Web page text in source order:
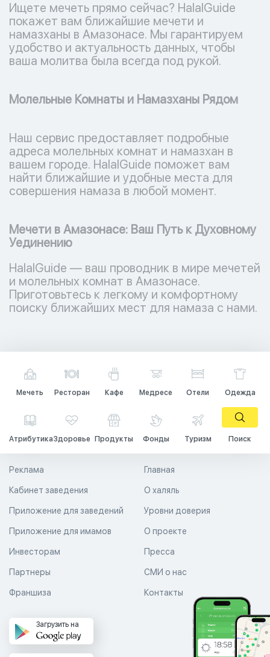
Ищете мечеть прямо сейчас? HalalGuide
покажет вам ближайшие мечети и
намазханы в Амазонасе. Мы гарантируем
удобство и актуальность данных, чтобы
ваша молитва была всегда под рукой.
Молельные Комнаты и Намазханы Рядом
Наш сервис предоставляет подробные
адреса молельных комнат и намазхан в
вашем городе. HalalGuide поможет вам
найти ближайшие и удобные места для
совершения намаза в любой момент.
Мечети в Амазонасе: Ваш Путь к Духовному
Уединению
HalalGuide — ваш проводник в мире мечетей
и молельных комнат в Амазонасе.
Приготовьтесь к легкому и комфортному
поиску ближайших мест для намаза с нами.
Мечеть Ресторан Кафе Медресе Отели Одежда
АтрибутикаЗдоровье Продукты Фонды Туризм Поиск
Главная
О халяль
Уровни доверия
Реклама
Кабинет заведения
Приложение для заведений
Приложение для имамов О проекте
Пресса
СМИ о нас
Контакты
Инвесторам
Партнеры
Франшиза
Загрузить на